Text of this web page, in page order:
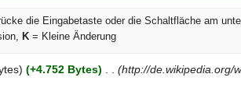
die Eingabetaste oder die Schaltfläche am
K = Kleine Änderung
+4.752 Bytes
http://de.wikipedia.org/